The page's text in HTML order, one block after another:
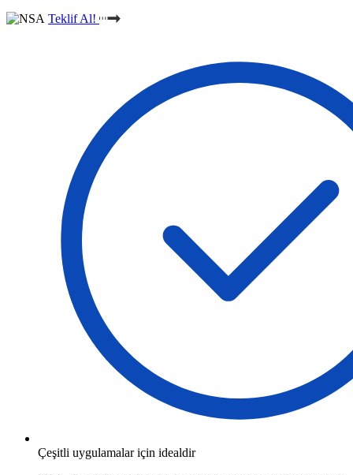
Teklif Al!
Çeşitli uygulamalar için idealdir